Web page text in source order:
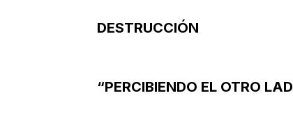
DESTRUCCIÓN
“PERCIBIENDO EL OTRO